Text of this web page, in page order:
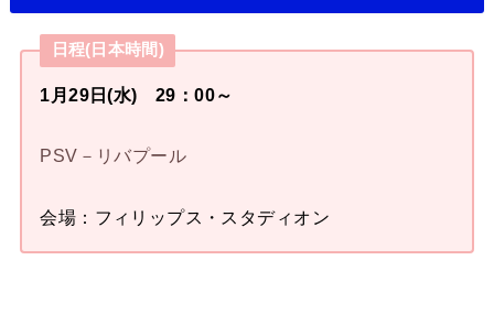
日程(日本時間)
1月29日(水) 29：00～
PSV－リバプール
会場：フィリップス・スタディオン